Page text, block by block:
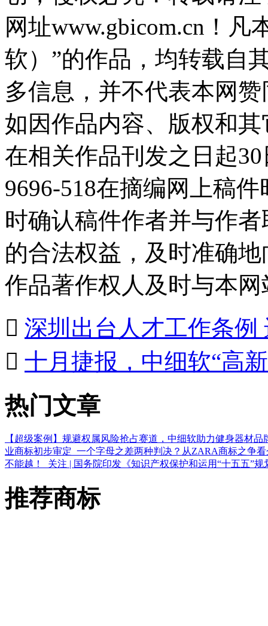
网址www.gbicom.cn！
软）”的作品，均转载自
多信息，并不代表本网
如因作品内容、版权和
在相关作品刊发之日起
9696-518在摘编网上稿
时确认稿件作者并与作
的合法权益，及时准确
作品著作权人及时与本
 深圳出台人才工作条例
 十月捷报，中细软“高
热门文章
【超级案例】规避权属风险抢占赛道，中细软助力健身器材品
业商标初步审定 一个字母之差两种判决？从ZARA商标之争
不能越！
关注 | 国务院印发《知识产权保护和运用“十五五”规
推荐商标